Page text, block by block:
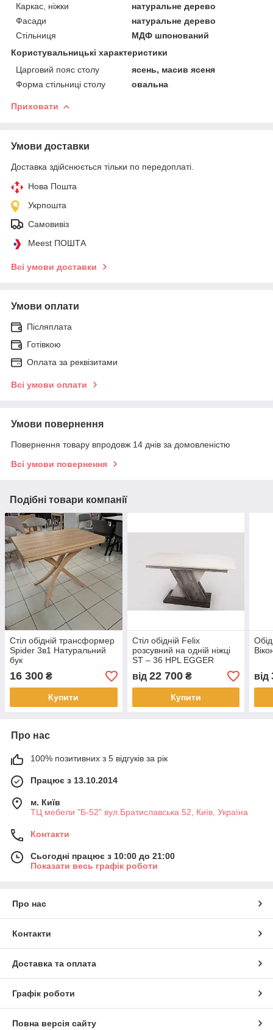
Каркас, ніжки
натуральне дерево
Фасади
натуральне дерево
Стільниця
МДФ шпонований
Користувальницькі характеристики
Царговий пояс столу
ясень, масив ясеня
Форма стільниці столу
овальна
Приховати
Умови доставки
Доставка здійснюється тільки по передоплаті.
Нова Пошта
Укрпошта
Самовивіз
Meest ПОШТА
Всі умови доставки
Умови оплати
Післяплата
Готівкою
Оплата за реквізитами
Всі умови оплати
Умови повернення
Повернення товару впродовж 14 днів за домовленістю
Всі умови повернення
Подібні товари компанії
Стіл обідній трансформер
Spider 3в1 Натуральний
бук
16 300 ₴
Купити
Стіл обідній Felix
розсувний на одній ніжці
ST – 36 HPL EGGER
від 22 700₴
Купити
від
Про нас
100% позитивних з 5 відгуків за рік
Працює з 13.10.2014
м. Київ
ТЦ мебели "Б-52" вул.Братиславська 52, Київ, Україна
Контакти
Сьогодні працює з 10:00 до 21:00
Показати весь графік роботи
Про нас
Контакти
Доставка та оплата
Графік роботи
Повна версія сайту